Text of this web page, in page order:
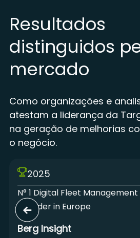
Resultados
distinguidos
mercado
Como organizações e
atestam a liderança da
na geração de melhorias
o negócio.
2025
N° 1 Digital Fleet
Provider in Europe
Berg Insight